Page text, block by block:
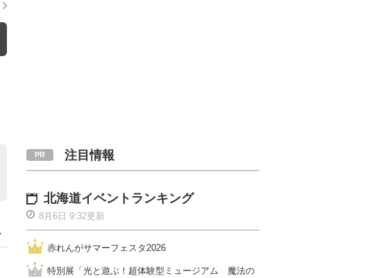
注目情報
北海道イベントランキング
8月6日 9:32更新
赤れんがサマーフェスタ2026
特別展「光と遊ぶ！超体験型ミュージアム 魔法の